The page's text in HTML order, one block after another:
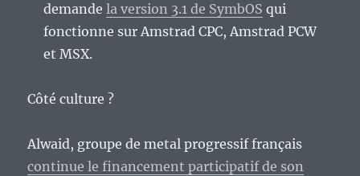
demandela version 3.1 de SymbOS qui
fonctionne sur Amstrad CPC, Amstrad PCW
et MSX.
Côté culture ?
Alwaid, groupe de metal progressif français
continue le financement participatif de son